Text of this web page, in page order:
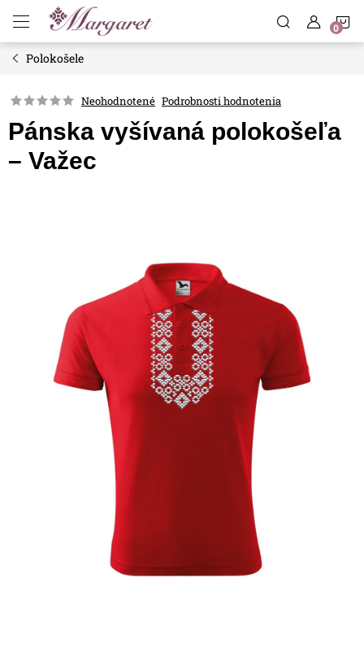
obsah
Polokošele
Neohodnotené Podrobnosti hodnotenia
Pánska vyšívaná polokošeľa
– Važec